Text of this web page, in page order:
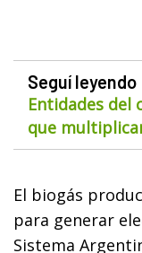
Seguí leyendo
Entidades del
que
El biogás
para generar
Sistema